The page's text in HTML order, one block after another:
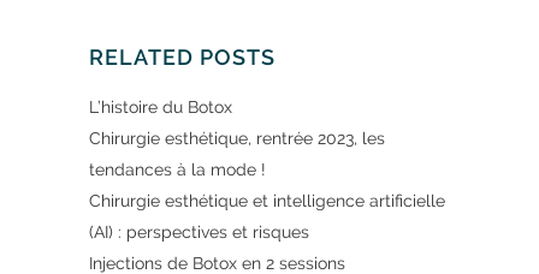
RELATED POSTS
L’histoire du Botox
Chirurgie esthétique, rentrée 2023, les
tendances à la mode !
Chirurgie esthétique et intelligence artificielle
(AI) : perspectives et risques
Injections de Botox en 2 sessions